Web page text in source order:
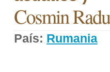
Cosmin Radu
País: Rumania